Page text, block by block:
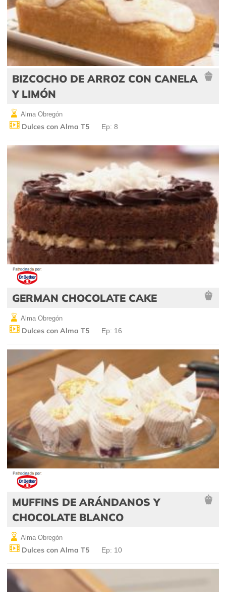
BIZCOCHO DE ARROZ CON CANELA
Y LIMÓN
Alma Obregón
Dulces con Alma T5 Ep: 8
GERMAN CHOCOLATE CAKE
Alma Obregón
Dulces con Alma T5 Ep: 16
MUFFINS DE ARÁNDANOS Y
CHOCOLATE BLANCO
Alma Obregón
Dulces con Alma T5 Ep: 10